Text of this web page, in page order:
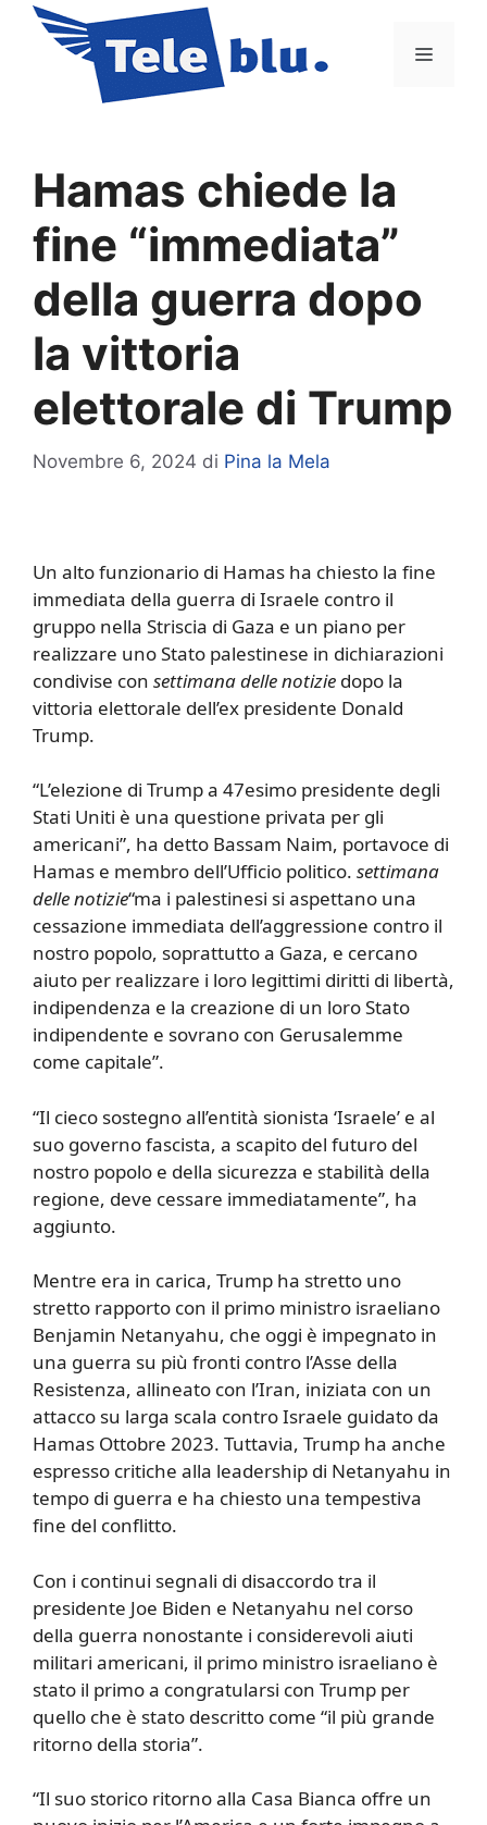
contenuto
Menu
Hamas chiede la
fine “immediata”
della guerra dopo
la vittoria
elettorale di Trump
Novembre 6, 2024 di Pina la Mela
Un alto funzionario di Hamas ha chiesto la fine
immediata della guerra di Israele contro il
gruppo nella Striscia di Gaza e un piano per
realizzare uno Stato palestinese in dichiarazioni
condivise con settimana delle notizie dopo la
vittoria elettorale dell’ex presidente Donald
Trump.
“L’elezione di Trump a 47esimo presidente degli
Stati Uniti è una questione privata per gli
americani”, ha detto Bassam Naim, portavoce di
Hamas e membro dell’Ufficio politico. settimana
delle notizie“ma i palestinesi si aspettano una
cessazione immediata dell’aggressione contro il
nostro popolo, soprattutto a Gaza, e cercano
aiuto per realizzare i loro legittimi diritti di libertà,
indipendenza e la creazione di un loro Stato
indipendente e sovrano con Gerusalemme
come capitale”.
“Il cieco sostegno all’entità sionista ‘Israele’ e al
suo governo fascista, a scapito del futuro del
nostro popolo e della sicurezza e stabilità della
regione, deve cessare immediatamente”, ha
aggiunto.
Mentre era in carica, Trump ha stretto uno
stretto rapporto con il primo ministro israeliano
Benjamin Netanyahu, che oggi è impegnato in
una guerra su più fronti contro l’Asse della
Resistenza, allineato con l’Iran, iniziata con un
attacco su larga scala contro Israele guidato da
Hamas Ottobre 2023. Tuttavia, Trump ha anche
espresso critiche alla leadership di Netanyahu in
tempo di guerra e ha chiesto una tempestiva
fine del conflitto.
Con i continui segnali di disaccordo tra il
presidente Joe Biden e Netanyahu nel corso
della guerra nonostante i considerevoli aiuti
militari americani, il primo ministro israeliano è
stato il primo a congratularsi con Trump per
quello che è stato descritto come “il più grande
ritorno della storia”.
“Il suo storico ritorno alla Casa Bianca offre un